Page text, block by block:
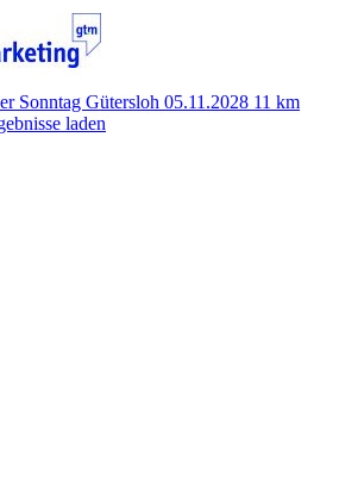
Sonntag Gütersloh 05.11.2028 11 km
laden